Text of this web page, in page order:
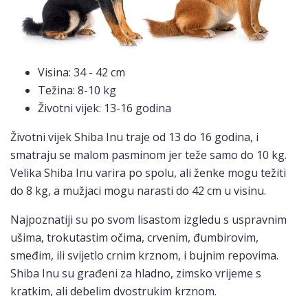
Visina: 34 - 42 cm
Težina: 8-10 kg
Životni vijek: 13-16 godina
Životni vijek Shiba Inu traje od 13 do 16 godina, i
smatraju se malom pasminom jer teže samo do 10 kg.
Velika Shiba Inu varira po spolu, ali ženke mogu težiti
do 8 kg, a mužjaci mogu narasti do 42 cm u visinu.
Najpoznatiji su po svom lisastom izgledu s uspravnim
ušima, trokutastim očima, crvenim, đumbirovim,
smeđim, ili svijetlo crnim krznom, i bujnim repovima.
Shiba Inu su građeni za hladno, zimsko vrijeme s
kratkim, ali debelim dvostrukim krznom.